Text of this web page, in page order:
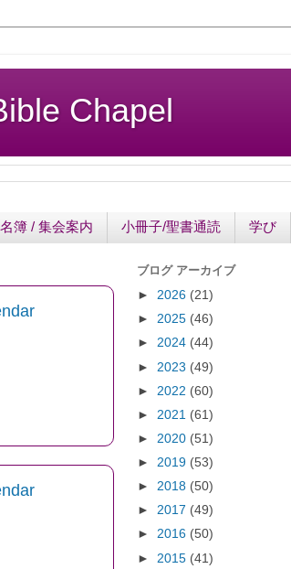
Chapel
名簿 / 集会案内 小冊子/聖書通読 学び
ブログ アーカイブ
► 2026 (21)
► 2025 (46)
► 2024 (44)
► 2023 (49)
► 2022 (60)
► 2021 (61)
► 2020 (51)
► 2019 (53)
► 2018 (50)
► 2017 (49)
► 2016 (50)
► 2015 (41)